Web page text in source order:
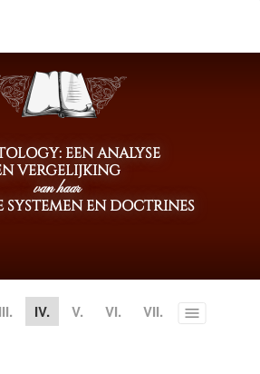
EEN ANALYSE
VERGELIJKING
van haar
SYSTEMEN EN DOCTRINES
III. IV. V. VI. VII. Toggle